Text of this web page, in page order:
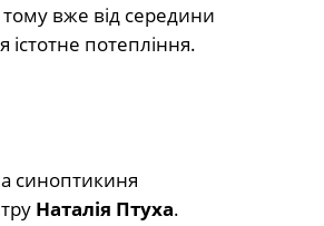
вже від середини
істотне потепління.
синоптикиня
Наталія Птуха.